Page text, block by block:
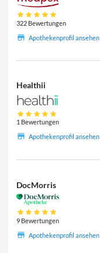
322 Bewertungen
Apothekenprofil ansehen
Healthii
1 Bewertungen
Apothekenprofil ansehen
DocMorris
9 Bewertungen
Apothekenprofil ansehen